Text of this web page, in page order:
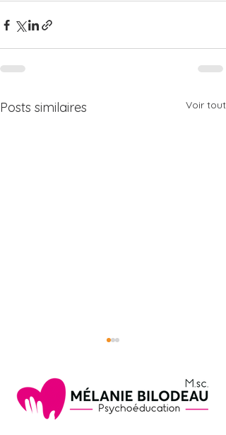
Posts similaires Voir tout